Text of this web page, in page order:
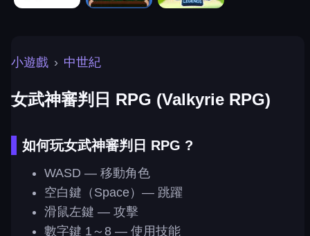
小遊戲 › 中世紀
女武神審判日 RPG (Valkyrie RPG)
如何玩女武神審判日 RPG ?
WASD — 移動角色
空白鍵（Space）— 跳躍
滑鼠左鍵 — 攻擊
數字鍵 1～8 — 使用技能